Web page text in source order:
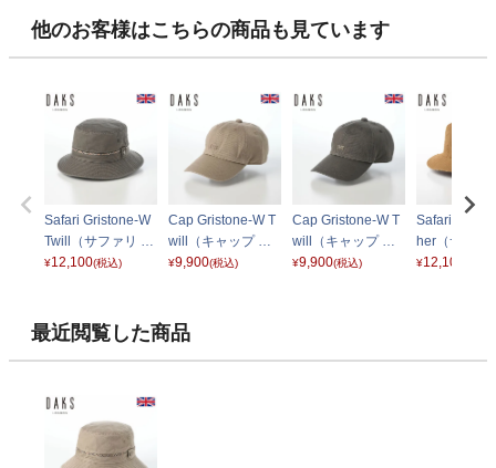
他のお客様はこちらの商品も見ています
Safari Gristone-W
Twill（サファリ グ
リストーン ツイ
¥12,100(税込)
Cap Gristone-W T
will（キャップ グ
リストーン ツイ
¥9,900(税込)
Cap Gristone-W T
will（キャップ グ
リストーン ツイ
¥9,900(税込)
Safari
her（サファ
ットンワッ
¥12,100
最近閲覧した商品